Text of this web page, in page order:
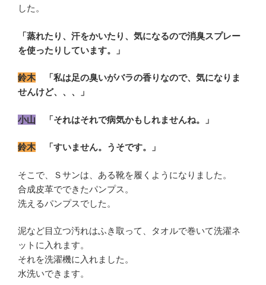
した。
「蒸れたり、汗をかいたり、気になるので消臭スプレー
を使ったりしています。」
鈴木「私は足の臭いがバラの香りなので、気になりま
せんけど、、、」
小山 「それはそれで病気かもしれませんね。」
鈴木「すいません。うそです。」
そこで、Ｓサンは、ある靴を履くようになりました。
合成皮革でできたパンプス。
洗えるパンプスでした。
泥など目立つ汚れはふき取って、タオルで巻いて洗濯ネ
ットに入れます。
それを洗濯機に入れました。
水洗いできます。